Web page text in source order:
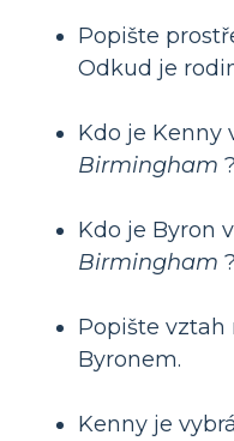
Popište
Odkud je
Kdo je Kenny
Birmingham ?
Kdo je Byron v
Birmingham ?
Popište vztah
Byronem.
Kenny je